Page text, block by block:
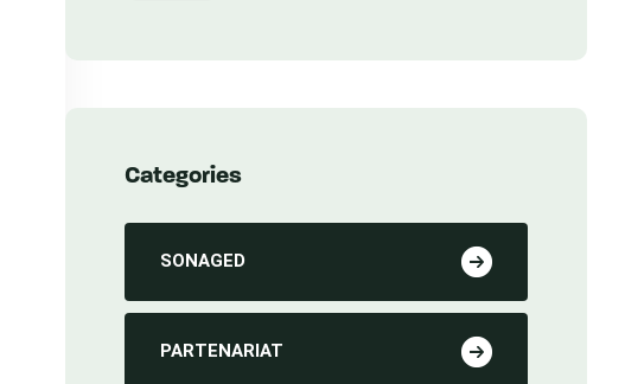
Categories
SONAGED
PARTENARIAT